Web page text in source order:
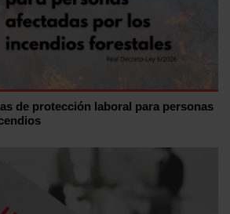
de protección laboral para personas